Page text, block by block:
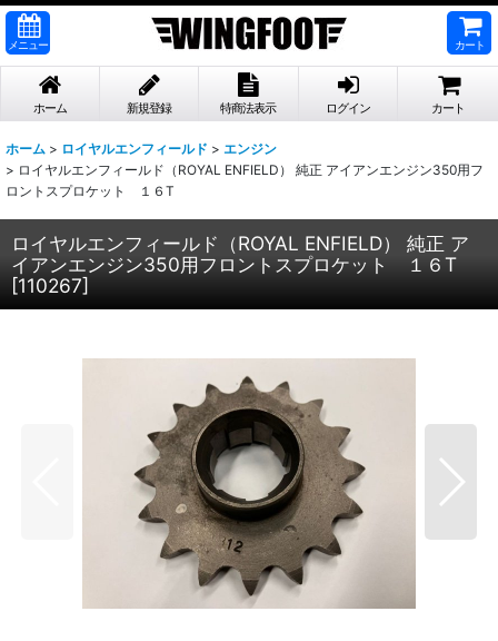
メニュー カート
ホーム 新規登録 特商法表示 ログイン カート
ホーム > ロイヤルエンフィールド > エンジン
> ロイヤルエンフィールド（ROYAL ENFIELD） 純正 アイアンエンジン350用フ
ロントスプロケット １６T
ロイヤルエンフィールド（ROYAL ENFIELD） 純正 ア
イアンエンジン350用フロントスプロケット １６T
[110267]